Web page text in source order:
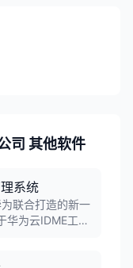
司 其他软件
系统
联合打造的新一
华为云IDME工业